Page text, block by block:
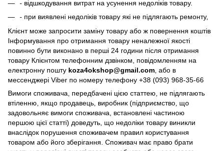
- відшкодування витрат на усунення недоліків товару.
- при виявлені недоліків товару які не підлягають ремонту,
Клієнт може запросити заміну товару або ж повернення коштів
Інформування про отримання товару неналежної якості
повинно бути виконано в перші 24 години після отримання
товару Клієнтом телефонним дзвінком, повідомленням на
електронну пошту koza4okshop@gmail.com , або в
мессенджері Viber по номеру телефону +38 (093) 968-35-66
Вимоги споживача, передбачені цією статтею, не підлягають
втіленню, якщо продавець, виробник (підприємство, що
задовольняє вимоги споживача, встановлені частиною
першою цієї статті) доведуть, що недоліки товару виникли
внаслідок порушення споживачем правил користування
товаром або його зберігання. Споживач має право брати